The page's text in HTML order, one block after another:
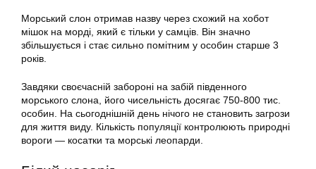
Морський слон отримав назву через схожий на хобот
мішок на морді, який є тільки у самців. Він значно
збільшується і стає сильно помітним у особин старше 3
років.
Завдяки своєчасній забороні на забій південного
морського слона, його чисельність досягає 750-800 тис.
особин. На сьогоднішній день нічого не становить загрози
для життя виду. Кількість популяції контролюють природні
вороги — косатки та морські леопарди.